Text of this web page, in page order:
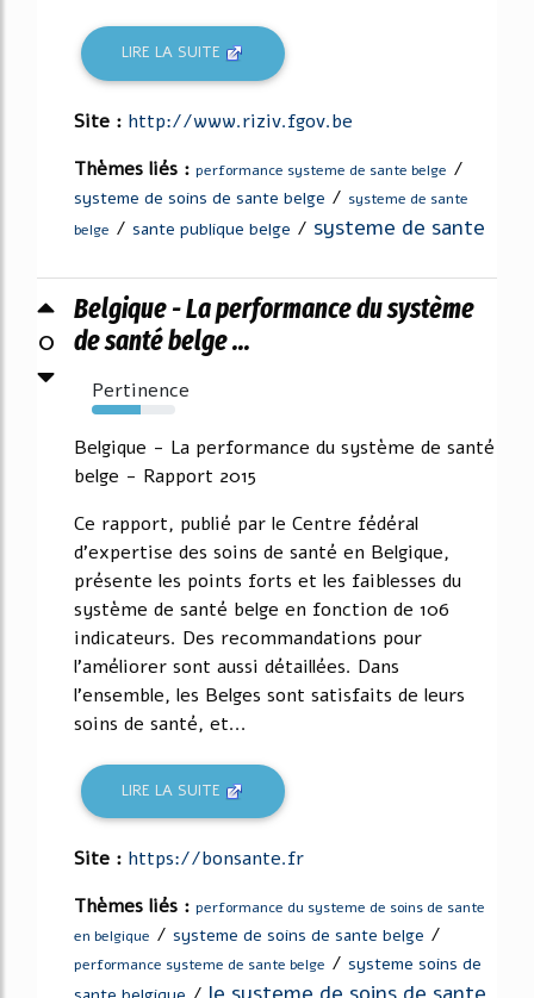
LIRE LA SUITE
Site : http://www.riziv.fgov.be
Thèmes liés : performance systeme de sante belge /
systeme de soins de sante belge / systeme de sante
belge / sante publique belge / systeme de sante
0
Belgique - La performance du système
de santé belge ...
Pertinence
58%
Belgique - La performance du système de santé
belge - Rapport 2015
Ce rapport, publié par le Centre fédéral
d'expertise des soins de santé en Belgique,
présente les points forts et les faiblesses du
système de santé belge en fonction de 106
indicateurs. Des recommandations pour
l'améliorer sont aussi détaillées. Dans
l'ensemble, les Belges sont satisfaits de leurs
soins de santé, et...
LIRE LA SUITE
Site : https://bonsante.fr
Thèmes liés : performance du systeme de soins de sante
en belgique / systeme de soins de sante belge /
performance systeme de sante belge / systeme soins de